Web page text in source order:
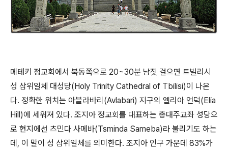
메테키 정교회에서 북동쪽으로 20~30분 남짓 걸으면 트빌리시
성 삼위일체 대성당(Holy Trinity Cathedral of Tbilisi)이 나온
다. 정확한 위치는 아블라바리(Avlabari) 지구의 엘리아 언덕(Elia
Hill)에 세워져 있다. 조지아 정교회를 대표하는 총대주교좌 성당으
로 현지에선 츠민다 사메바(Tsminda Sameba)라 불리기도 하는
데, 이 말이 성 삼위일체를 의미한다. 조지아 인구 가운데 83%가